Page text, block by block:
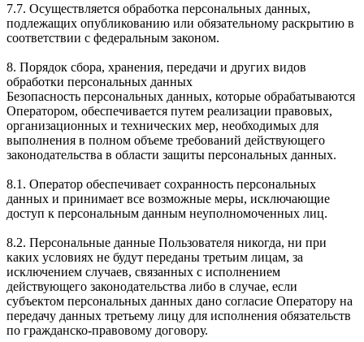
7.7. Осуществляется обработка персональных данных,
подлежащих опубликованию или обязательному раскрытию в
соответствии с федеральным законом.
8. Порядок сбора, хранения, передачи и других видов
обработки персональных данных
Безопасность персональных данных, которые обрабатываются
Оператором, обеспечивается путем реализации правовых,
организационных и технических мер, необходимых для
выполнения в полном объеме требований действующего
законодательства в области защиты персональных данных.
8.1. Оператор обеспечивает сохранность персональных
данных и принимает все возможные меры, исключающие
доступ к персональным данным неуполномоченных лиц.
8.2. Персональные данные Пользователя никогда, ни при
каких условиях не будут переданы третьим лицам, за
исключением случаев, связанных с исполнением
действующего законодательства либо в случае, если
субъектом персональных данных дано согласие Оператору на
передачу данных третьему лицу для исполнения обязательств
по гражданско-правовому договору.